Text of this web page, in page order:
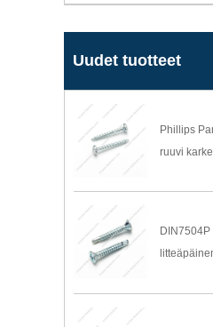
Uudet tuotteet
Phillips
ruuvi